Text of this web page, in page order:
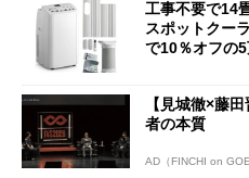
工事不要で14
スポットクー
で10％オフの
【見城徹×藤
者の本質
AD（FINCHI on